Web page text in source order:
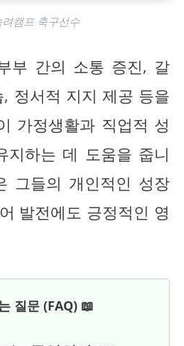
려캠프 축구선수
부 간의 소통 증진, 갈
정서적 지지 제공 등을
가정생활과 직업적 성
지하는 데 도움을 줍니
그들의 개인적인 성장
발전에도 긍정적인 영
질문 (FAQ) 📖